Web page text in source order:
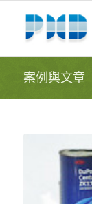
案例與文章